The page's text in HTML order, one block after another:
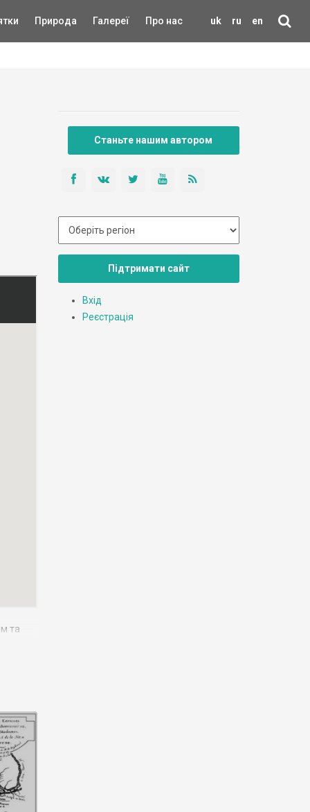
uk ru en
Природа Галереї Про нас
та
Станьте нашим автором
Підтримати сайт
Вхід
Реєстрація